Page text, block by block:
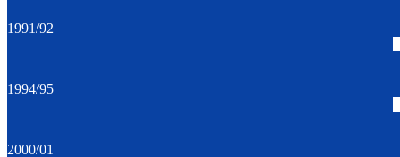
1991/92
1994/95
2000/01